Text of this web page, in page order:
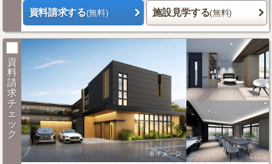
資料請求する(無料) 施設見学する(無料)
資
料
請
求
チ
ェ
ッ
ク